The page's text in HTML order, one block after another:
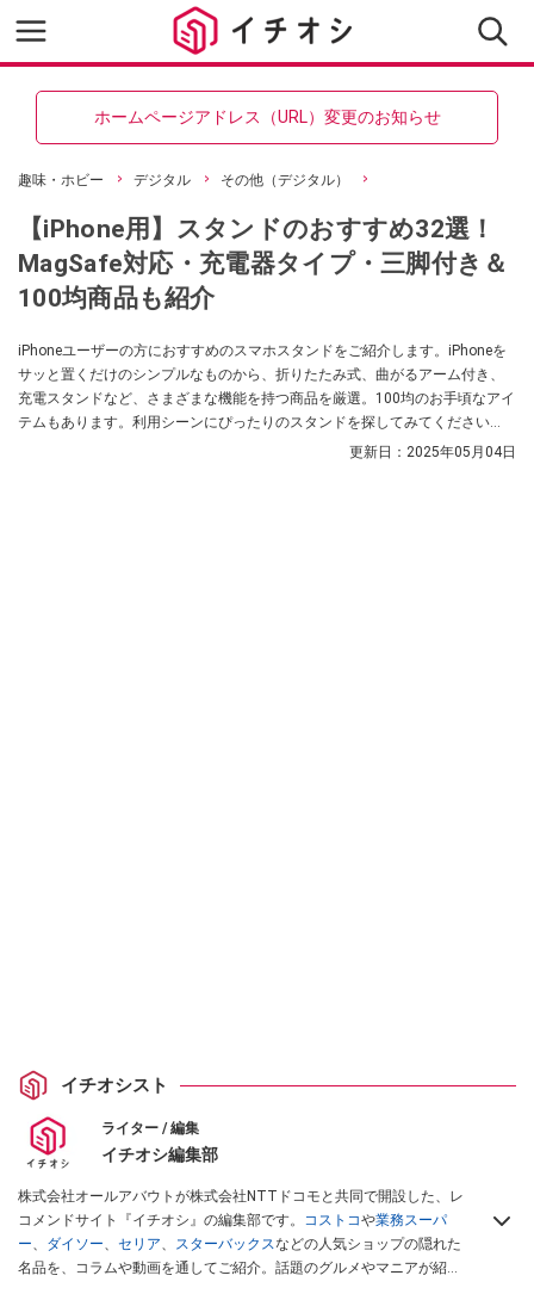
ホームページアドレス（URL）変更のお知らせ
趣味・ホビー デジタル その他（デジタル）
【iPhone用】スタンドのおすすめ32選！
MagSafe対応・充電器タイプ・三脚付き＆
100均商品も紹介
iPhoneユーザーの方におすすめのスマホスタンドをご紹介します。iPhoneを
サッと置くだけのシンプルなものから、折りたたみ式、曲がるアーム付き、
充電スタンドなど、さまざまな機能を持つ商品を厳選。100均のお手頃なアイ
テムもあります。利用シーンにぴったりのスタンドを探してみてください
更新日： 2025年05月04日
イチオシスト
ライター / 編集
イチオシ編集部
株式会社オールアバウトが株式会社NTTドコモと共同で開設した、レ
コメンドサイト『イチオシ』の編集部です。 コストコや業務スーパ
ー、 ダイソー、 セリア、 スターバックスなどの人気ショップの隠れた
名品を、コラムや動画を通してご紹介。話題のグルメやマニアが紹介